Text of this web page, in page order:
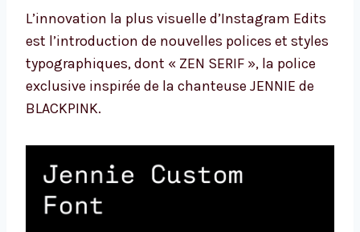
L’innovation la plus visuelle d’Instagram Edits
est l’introduction de nouvelles polices et styles
typographiques, dont « ZEN SERIF », la police
exclusive inspirée de la chanteuse JENNIE de
BLACKPINK.